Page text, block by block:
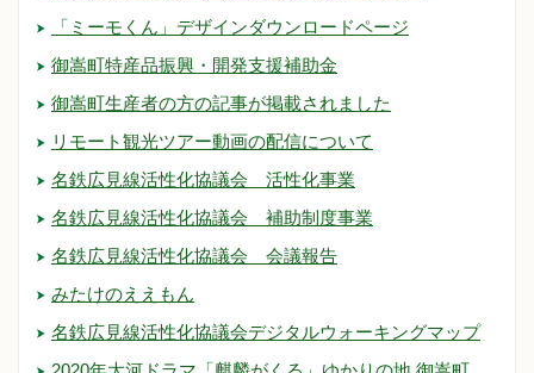
「ミーモくん」デザインダウンロードページ
御嵩町特産品振興・開発支援補助金
御嵩町生産者の方の記事が掲載されました
リモート観光ツアー動画の配信について
名鉄広見線活性化協議会 活性化事業
名鉄広見線活性化協議会 補助制度事業
名鉄広見線活性化協議会 会議報告
みたけのええもん
名鉄広見線活性化協議会デジタルウォーキングマップ